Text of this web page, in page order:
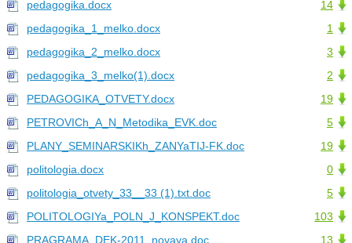
14
pedagogika.docx
1
pedagogika_1_melko.docx
3
pedagogika_2_melko.docx
2
pedagogika_3_melko(1).docx
19
PEDAGOGIKA_OTVETY.docx
5
PETROVICh_A_N_Metodika_EVK.doc
19
PLANY_SEMINARSKIKh_ZANYaTIJ-FK.doc
0
politologia.docx
5
politologia_otvety_33__33 (1).txt.doc
103
POLITOLOGIYa_POLN_J_KONSPEKT.doc
13
PRAGRAMA_DEK-2011_novaya.doc